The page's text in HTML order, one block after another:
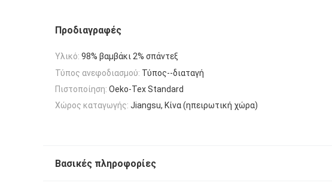
Προδιαγραφές
Υλικό: 98% βαμβάκι 2% σπάντεξ
Τύπος ανεφοδιασμού: Τύπος--διαταγή
Πιστοποίηση: Oeko-Tex Standard
Χώρος καταγωγής: Jiangsu, Κίνα (ηπειρωτική χώρα)
Βασικές πληροφορίες